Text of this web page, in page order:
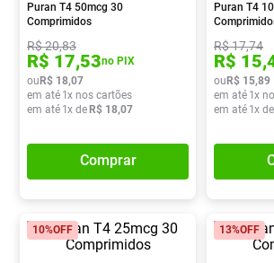
Puran T4 50mcg 30
Comprimidos
R$20,83
R$ 17,53no PIX
ouR$ 18,07
em até 1x nos cartões
em até 1x deR$ 18,07
Comprar
Puran T4
R$17,74
R$ 15,
ouR$ 15,89
em até 1x
em até 1x de
10%OFF 13%OFF
10